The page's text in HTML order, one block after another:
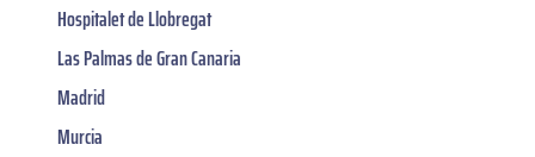
Hospitalet de Llobregat
Las Palmas de Gran Canaria
Madrid
Murcia